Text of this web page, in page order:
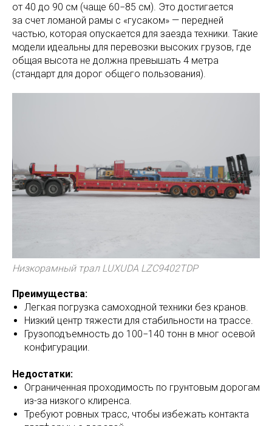
от 40 до 90 см (чаще 60−85 см). Это достигается
за счет ломаной рамы с «гусаком» — передней
частью, которая опускается для заезда техники. Такие
модели идеальны для перевозки высоких грузов, где
общая высота не должна превышать 4 метра
(стандарт для дорог общего пользования).
Низкорамный трал LUXUDA LZC9402TDP
Преимущества:
Легкая погрузка самоходной техники без кранов.
Низкий центр тяжести для стабильности на трассе.
Грузоподъемность до 100−140 тонн в мног осевой
конфигурации.
Недостатки:
Ограниченная проходимость по грунтовым дорогам
из-за низкого клиренса.
Требуют ровных трасс, чтобы избежать контакта